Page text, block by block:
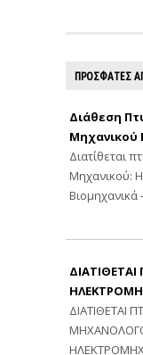
ΠΡΟΣΦΑΤΕΣ
Διάθεση
Μηχανικού
Διατίθεται
Μηχανικού:
Βιομηχανικά
ΔΙΑΤΙΘΕΤΑΙ